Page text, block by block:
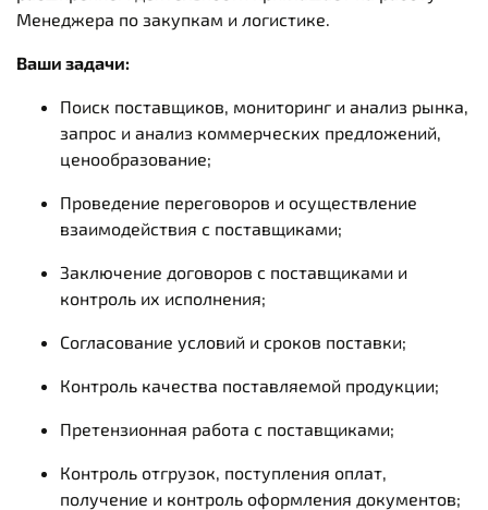
Менеджера по закупкам и логистике.
Ваши задачи:
Поиск поставщиков, мониторинг и анализ рынка,
запрос и анализ коммерческих предложений,
ценообразование;
Проведение переговоров и осуществление
взаимодействия с поставщиками;
Заключение договоров с поставщиками и
контроль их исполнения;
Согласование условий и сроков поставки;
Контроль качества поставляемой продукции;
Претензионная работа с поставщиками;
Контроль отгрузок, поступления оплат,
получение и контроль оформления документов;